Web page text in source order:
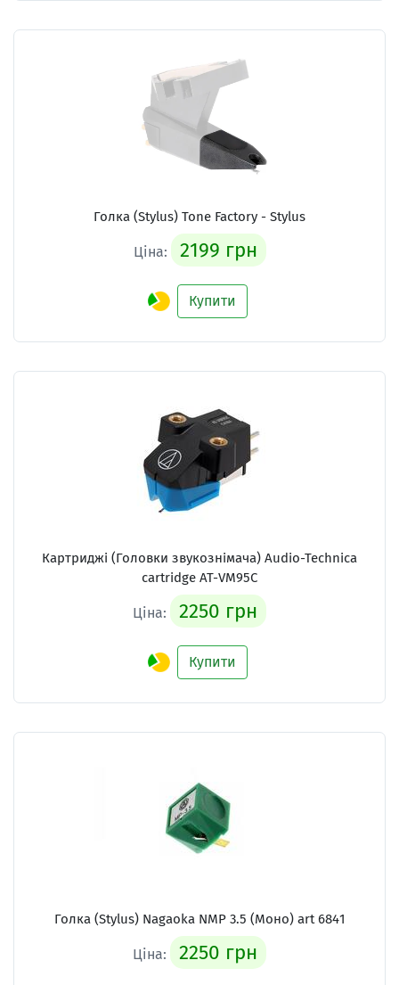
Голка (Stylus) Tone Factory - Stylus
Ціна: 2199 грн
Купити
Картриджі (Головки звукознімача) Audio-Technica
cartridge AT-VM95C
Ціна: 2250 грн
Купити
Голка (Stylus) Nagaoka NMP 3.5 (Моно) art 6841
Ціна: 2250 грн